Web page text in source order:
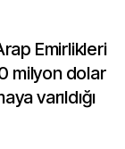
Emirlikleri
milyon dolar
varıldığı